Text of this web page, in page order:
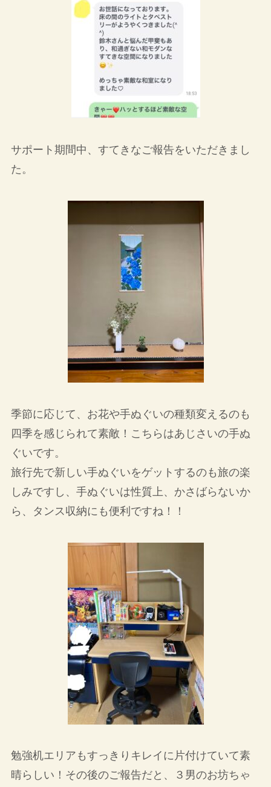
サポート期間中、すてきなご報告をいただきまし
た。
季節に応じて、お花や手ぬぐいの種類変えるのも
四季を感じられて素敵！こちらはあじさいの手ぬ
ぐいです。
旅行先で新しい手ぬぐいをゲットするのも旅の楽
しみですし、手ぬぐいは性質上、かさばらないか
ら、タンス収納にも便利ですね！！
勉強机エリアもすっきりキレイに片付けていて素
晴らしい！その後のご報告だと、３男のお坊ちゃ